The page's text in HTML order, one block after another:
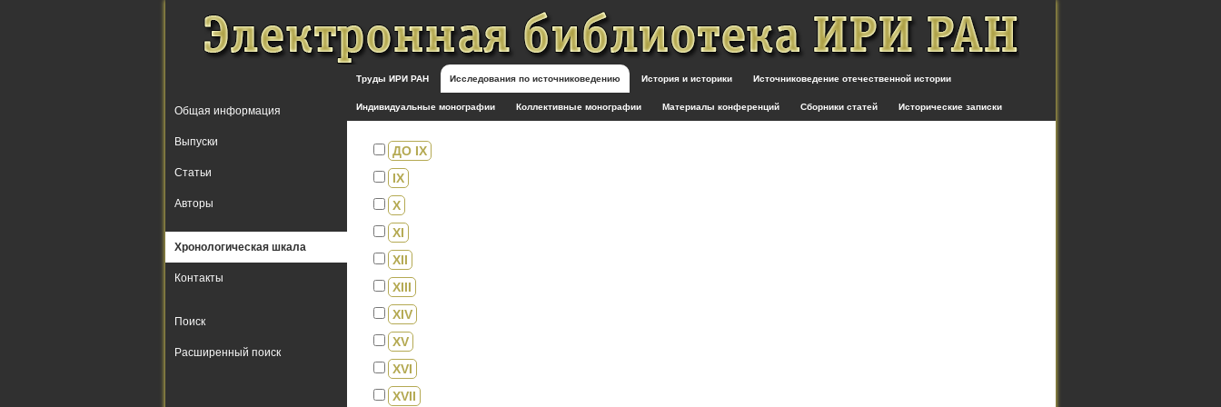
Труды ИРИ РАН Исследования по источниковедению История и историки Источниковедение отечественной истории
Индивидуальные монографии Коллективные монографии Материалы конференций Сборники статей Исторические записки
ДО IX
IX
X
XI
XII
XIII
XIV
XV
XVI
XVII
Общая информация
Выпуски
Статьи
Авторы
Хронологическая шкала
Контакты
Поиск
Расширенный поиск